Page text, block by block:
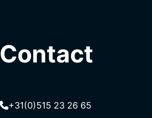
Contact
+31(0)515 23 26 65